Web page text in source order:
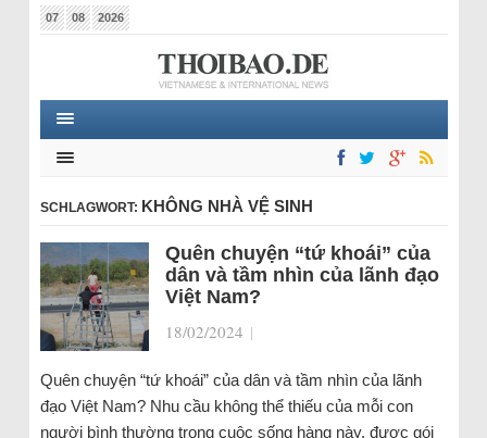
07 08 2026
SCHLAGWORT: KHÔNG NHÀ VỆ SINH
Quên chuyện “tứ khoái” của
dân và tầm nhìn của lãnh đạo
Việt Nam?
18/02/2024 |
Quên chuyện “tứ khoái” của dân và tầm nhìn của lãnh
đạo Việt Nam? Nhu cầu không thể thiếu của mỗi con
người bình thường trong cuộc sống hàng này, được gói